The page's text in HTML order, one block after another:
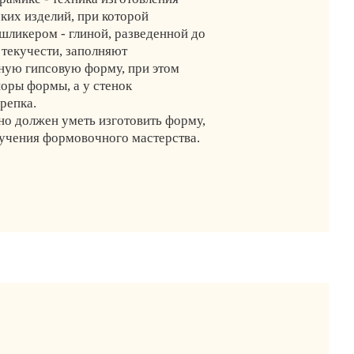
изделий, при которой
- глиной, разведенной до
заполняют
гипсовую форму, при этом
формы, а у стенок
должен уметь изготовить форму,
формовочного мастерства.